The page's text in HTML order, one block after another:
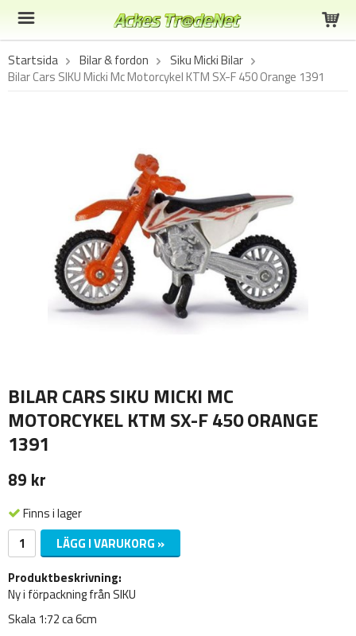
Startsida Bilar & fordon
Siku Micki Bilar
Bilar Cars SIKU Micki Mc Motorcykel KTM SX-F 450 Orange 1391
BILAR CARS SIKU MICKI MC
MOTORCYKEL KTM SX-F 450 ORANGE
1391
89 kr
Finns i lager
LÄGG I VARUKORG »
Produktbeskrivning:
Ny i förpackning från SIKU
Skala 1:72 ca 6cm